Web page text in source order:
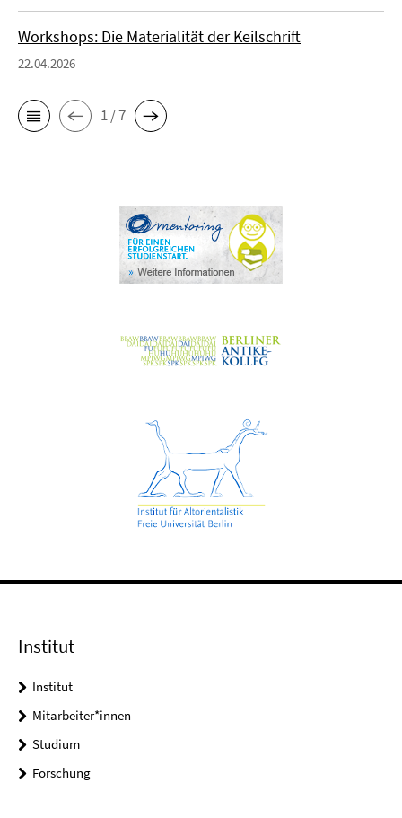
Workshops: Die Materialität der Keilschrift
22.04.2026
1 / 7
Institut
Institut
Mitarbeiter*innen
Studium
Forschung